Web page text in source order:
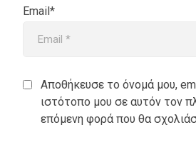
Email*
Αποθήκευσε το όνομά μου,
ιστότοπο μου σε αυτόν τον
επόμενη φορά που θα